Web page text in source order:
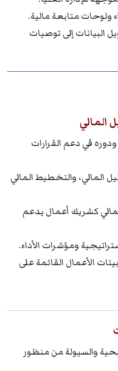
متابعة مالية.
البيانات إلى توصيات
المالي
في دعم القرارات
المالي، والتخطيط المالي
كشريك أعمال يدعم
ومؤشرات الأداء.
الأعمال القائمة على
والسيولة من منظور